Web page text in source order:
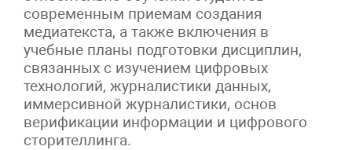
современным приемам создания
медиатекста, а также включения в
учебные планы подготовки дисциплин,
связанных с изучением цифровых
технологий, журналистики данных,
иммерсивной журналистики, основ
верификации информации и цифрового
сторителлинга.